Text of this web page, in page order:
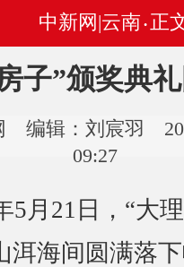
中新网|云南 • 正
子”颁奖典
编辑：刘宸羽
09:27
21日，“大理
洱海间圆满落